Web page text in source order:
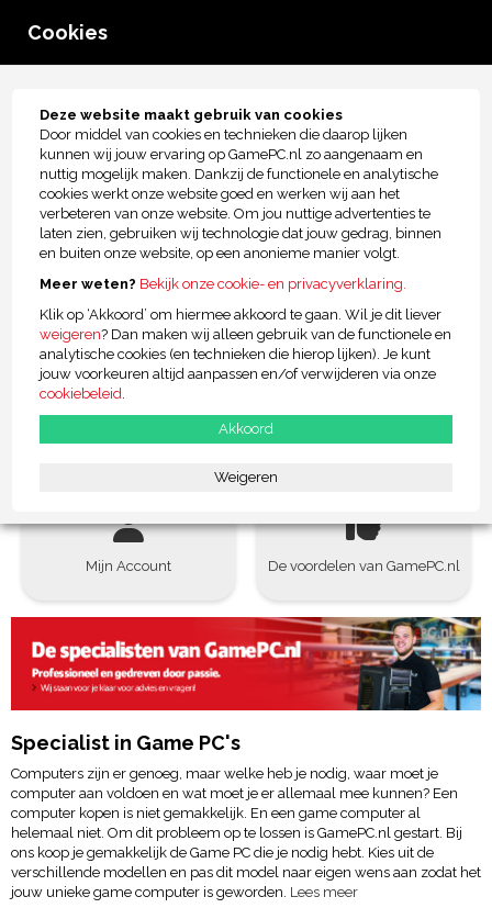
Cookies
Deze website maakt gebruik van cookies
Door middel van cookies en technieken die daarop lijken
kunnen wij jouw ervaring op GamePC.nl zo aangenaam en
nuttig mogelijk maken. Dankzij de functionele en analytische
cookies werkt onze website goed en werken wij aan het
verbeteren van onze website. Om jou nuttige advertenties te
laten zien, gebruiken wij technologie dat jouw gedrag, binnen
en buiten onze website, op een anonieme manier volgt.
Meer weten? Bekijk onze cookie- en privacyverklaring.
Klik op ‘Akkoord’ om hiermee akkoord te gaan. Wil je dit liever
weigeren? Dan maken wij alleen gebruik van de functionele en
analytische cookies (en technieken die hierop lijken). Je kunt
jouw voorkeuren altijd aanpassen en/of verwijderen via onze
cookiebeleid.
Akkoord
Weigeren
Over GamePC.nl
Wij helpen je graag verder! Kies 1 van de onderwerpen waar wij mee
kunnen helpen.
Onze contactgegevens
Status van
mijn bestelling
FAQ
Reparatie /
Mijn Account De voordelen van GamePC.nl
Specialist in Game PC's
Computers zijn er genoeg, maar welke heb je nodig, waar moet je
computer aan voldoen en wat moet je er allemaal mee kunnen? Een
computer kopen is niet gemakkelijk. En een game computer al
helemaal niet. Om dit probleem op te lossen is GamePC.nl gestart. Bij
ons koop je gemakkelijk de Game PC die je nodig hebt. Kies uit de
verschillende modellen en pas dit model naar eigen wens aan zodat het
jouw unieke game computer is geworden. Lees meer